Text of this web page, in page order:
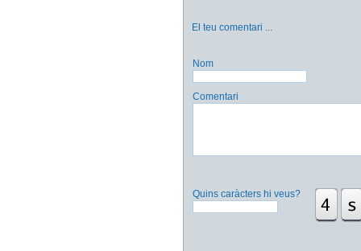
El teu comentari ...
Nom
Comentari
Quins caràcters hi veus?